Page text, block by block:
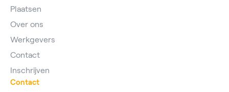
Plaatsen
Over ons
Werkgevers
Contact
Inschrijven
Contact